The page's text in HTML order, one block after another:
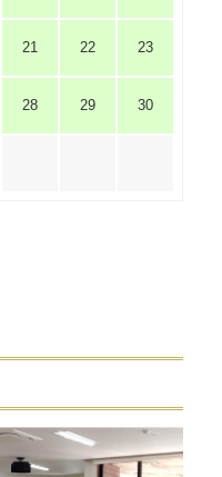
21 22 23
28 29 30